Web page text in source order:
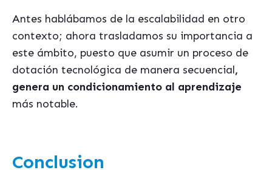
Antes hablábamos de la escalabilidad en otro
contexto; ahora trasladamos su importancia a
este ámbito, puesto que asumir un proceso de
dotación tecnológica de manera secuencial,
genera un condicionamiento al aprendizaje
más notable.
Conclusion